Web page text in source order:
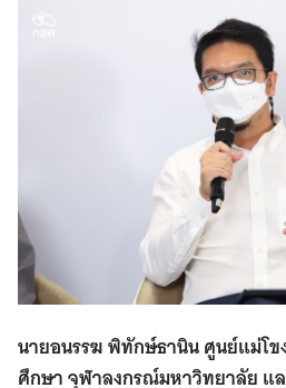
นายอนรรฆ พิทักษ์ธานิน ศูนย์แม่โข
ศึกษา จุฬาลงกรณ์มหาวิทยาลัย แ